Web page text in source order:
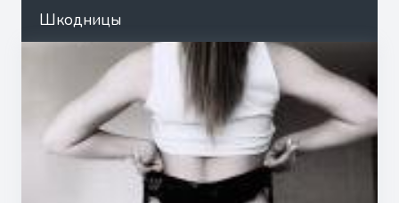
Шкодницы